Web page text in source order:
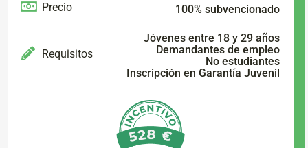
Precio 100% subvencionado
Requisitos
Jóvenes entre 18 y 29 años
Demandantes de empleo
No estudiantes
Inscripción en Garantía Juvenil